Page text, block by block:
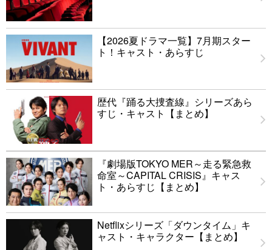
【2026夏ドラマ一覧】7月期スター
ト！キャスト・あらすじ
歴代『踊る大捜査線』シリーズあら
すじ・キャスト【まとめ】
『劇場版TOKYO MER～走る緊急救
命室～CAPITAL CRISIS』キャス
ト・あらすじ【まとめ】
Netflixシリーズ「ダウンタイム」キ
ャスト・キャラクター【まとめ】